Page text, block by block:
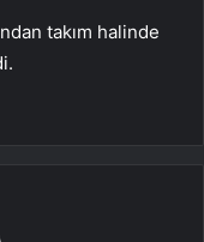
takım halinde